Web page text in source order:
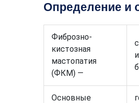
Определение и
Фиброзно-
кистозная
мастопатия
(ФКМ) —
Основные